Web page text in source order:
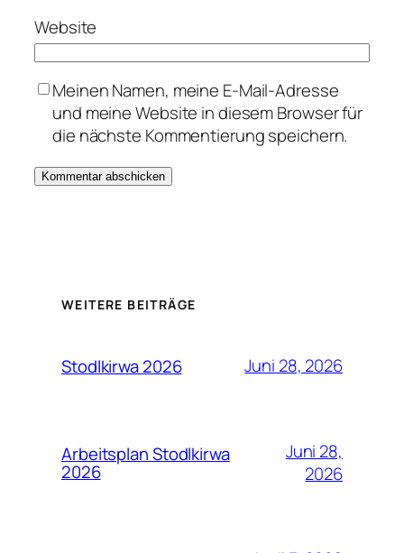
Website
Meinen Namen, meine E-Mail-Adresse
und meine Website in diesem Browser für
die nächste Kommentierung speichern.
WEITERE BEITRÄGE
Stodlkirwa 2026 Juni 28, 2026
Arbeitsplan Stodlkirwa
2026
Juni 28,
2026